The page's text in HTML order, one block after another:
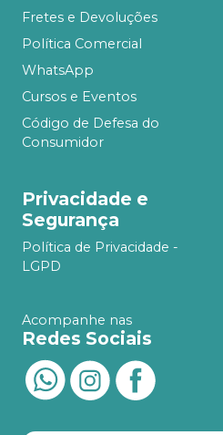
Fretes e Devoluções
Política Comercial
WhatsApp
Cursos e Eventos
Código de Defesa do
Consumidor
Privacidade e
Segurança
Política de Privacidade -
LGPD
Acompanhe nas
Redes Sociais